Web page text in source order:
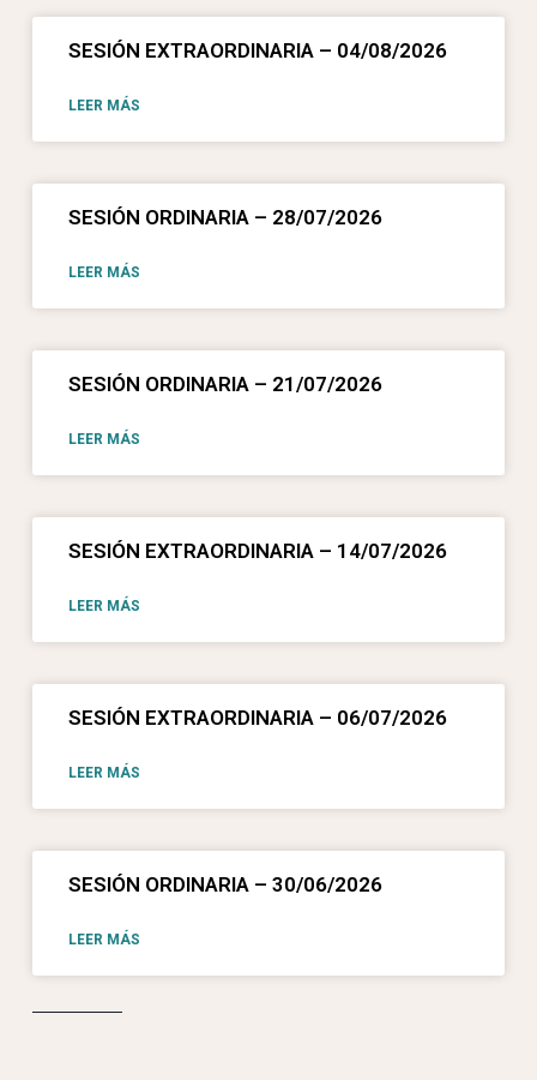
SESIÓN EXTRAORDINARIA – 04/08/2026
LEER MÁS
SESIÓN ORDINARIA – 28/07/2026
LEER MÁS
SESIÓN ORDINARIA – 21/07/2026
LEER MÁS
SESIÓN EXTRAORDINARIA – 14/07/2026
LEER MÁS
SESIÓN EXTRAORDINARIA – 06/07/2026
LEER MÁS
SESIÓN ORDINARIA – 30/06/2026
LEER MÁS